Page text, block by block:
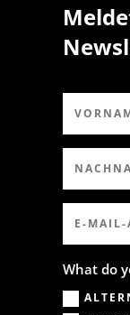
What do